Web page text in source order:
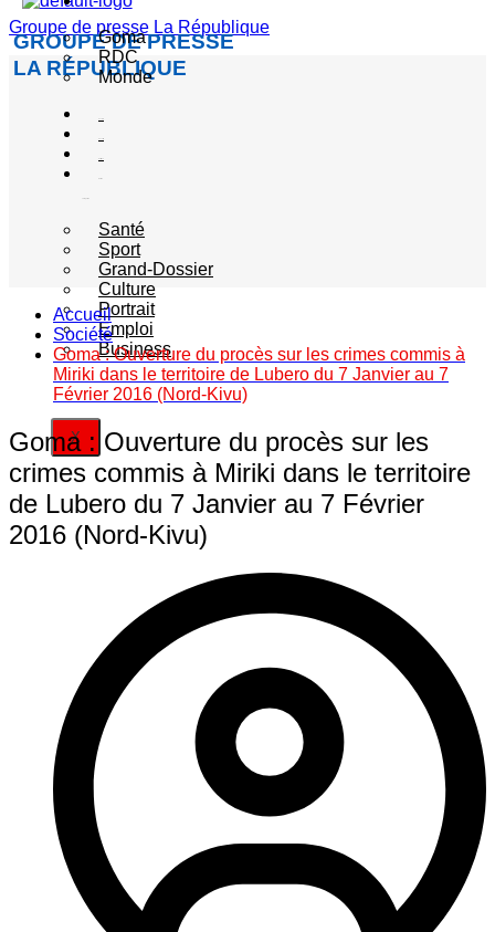
Groupe de presse La République
GROUPE DE PRESSE
LA RÉPUBLIQUE
Goma
RDC
Monde
Santé
Sport
Grand-Dossier
Culture
Portrait
Emploi
Business
X
Accueil
Société
Goma : Ouverture du procès sur les crimes commis à
Miriki dans le territoire de Lubero du 7 Janvier au 7
Février 2016 (Nord-Kivu)
Goma : Ouverture du procès sur les
crimes commis à Miriki dans le territoire
de Lubero du 7 Janvier au 7 Février
2016 (Nord-Kivu)